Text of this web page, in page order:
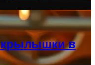
крылышки в